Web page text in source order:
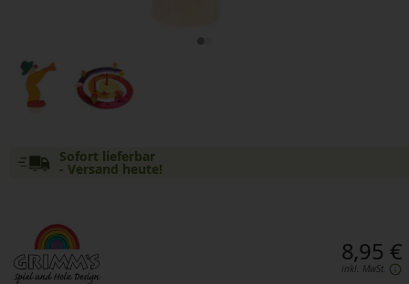
Sofort lieferbar
- Versand heute!
8,95 €
inkl. MwSt.